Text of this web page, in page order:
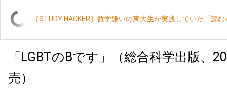
［STUDY HACKER］数学嫌いの東大生が実践していた「読
「 LGBTの Bです」（総合科学出版、
売）